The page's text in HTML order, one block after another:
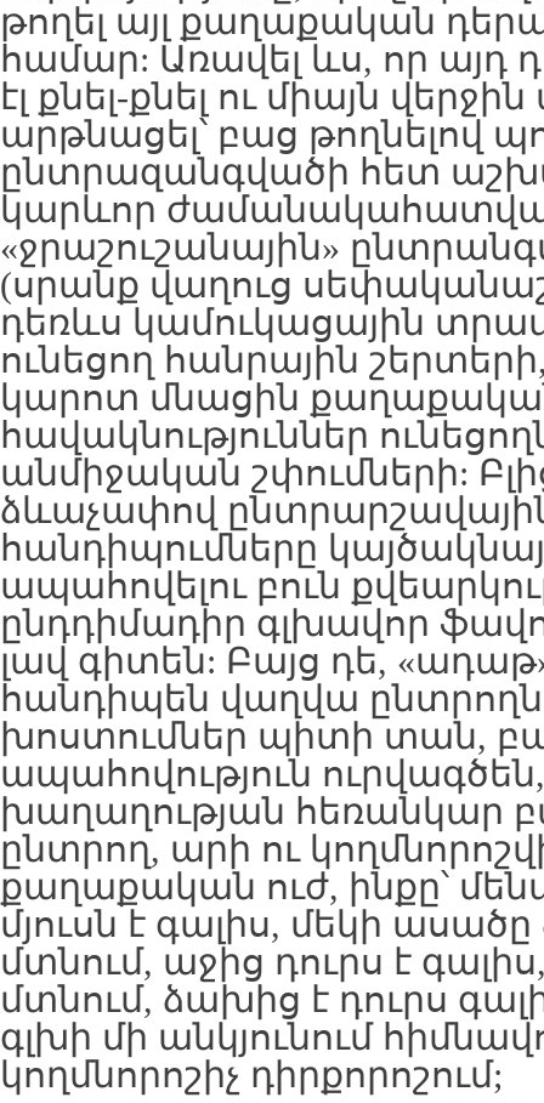
թողել այլ քաղաքական
համար: Առավել ևս, որ
էլ քնել-քնել ու միայն
արթնացել՝ բաց թողնելով
ընտրազանգվածի հետ
կարևոր
«ջրաշուշանային»
(սրանք վաղուց
դեռևս կամուկացային
ունեցող հանրային
կարոտ մնացին քաղաքական
հավակնություններ
անմիջական շփումների:
ձևաչափով
հանդիպումները
ապահովելու բուն
ընդդիմադիր գլխավոր
լավ գիտեն: Բայց դե,
հանդիպեն վաղվա
խոստումներ պիտի տան,
ապահովություն
խաղաղության հեռանկար
ընտրող, արի ու
քաղաքական ուժ, ինքը՝
մյուսն է գալիս, մեկի
մտնում, աջից դուրս է
մտնում, ձախից է դուրս
գլխի մի անկյունում
կողմնորոշիչ դիրքորոշում;